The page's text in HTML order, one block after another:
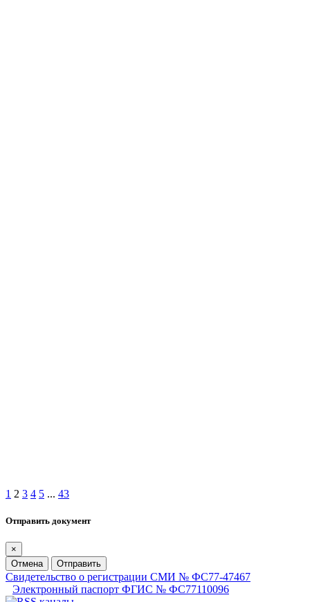
1 2 3 4 5 ... 43
Отправить документ
×
Отмена
Отправить
Свидетельство о регистрации СМИ № ФС77-47467
Электронный паспорт ФГИС № ФС77110096